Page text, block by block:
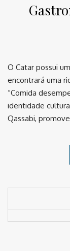
O Catar possui
encontrará uma
“Comida
identidade
Qassabi,